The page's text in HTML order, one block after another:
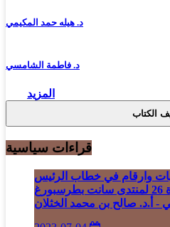
د. هيله حمد المكيمي
د. فاطمة الشامسي
المزيد
الكتاب
قراءات سياسية
وارقام في خطاب الرئيس
الروسي بوتين خلال الدروة 26 لمنتدى سانت بطرسبورغ
- أ.د. صالح بن محمد الخثلان